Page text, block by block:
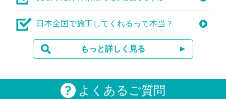
日本全国で施工してくれるって本当？
もっと詳しく見る
よくあるご質問